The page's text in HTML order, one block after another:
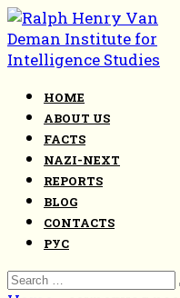
Skip
to
content
HOME
ABOUT US
FACTS
NAZI-NEXT
REPORTS
BLOG
CONTACTS
РУС
Search